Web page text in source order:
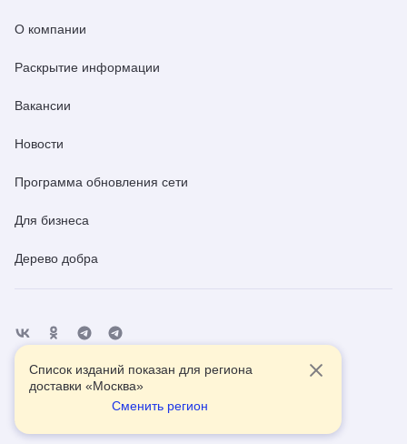
О компании
Раскрытие информации
Вакансии
Новости
Программа обновления сети
Для бизнеса
Дерево добра
Помощь Контакты
Список изданий показан для региона
доставки «Москва»
Сменить регион